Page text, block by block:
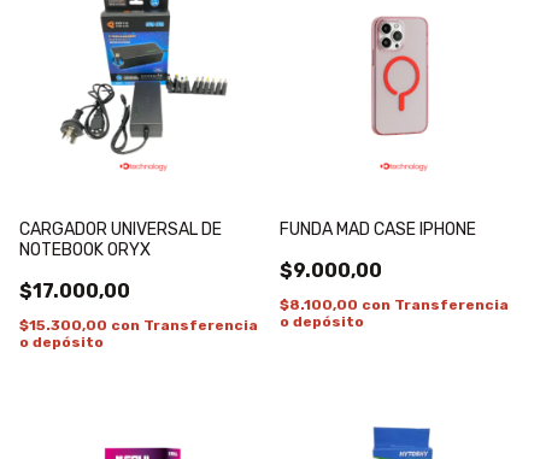
CARGADOR UNIVERSAL DE
NOTEBOOK ORYX
$17.000,00
$15.300,00 con Transferencia
o depósito
FUNDA MAD CASE IPHONE
$9.000,00
$8.100,00 con Transferencia
o depósito